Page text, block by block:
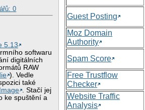
0
5.13
softwaru
digitálních
RAW
). Vedle
také
. Stačí jej
ke spuštění a
Guest Posting
Moz Domain
Authority
Spam Score
Free Trustflow
Checker
Website Traffic
Analysis